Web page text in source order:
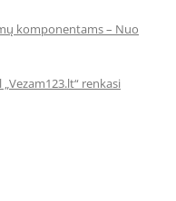
komponentams – Nuo
renkasi